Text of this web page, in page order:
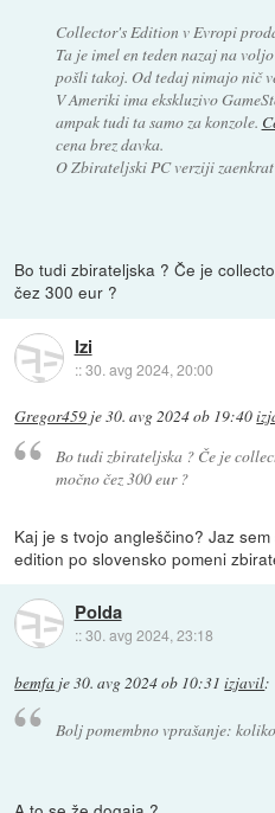
Collector's Edition v Evropi
Ta je imel en teden nazaj na
pošli takoj. Od tedaj nimajo nič
V Ameriki ima ekskluzivo
ampak tudi ta samo za konzole.
cena brez davka.
O Zbirateljski PC verziji
Bo tudi zbirateljska ? Če je
čez 300 eur ?
Izi
::30. avg 2024, 20:00
Gregor459 je30. avg 2024 ob 19:40
Bo tudi zbirateljska ? Če je
močno čez 300 eur ?
Kaj je s tvojo angleščino? Jaz
edition po slovensko pomeni
Polda
::30. avg 2024, 23:18
bemfa je30. avg 2024 ob 10:31 izjavil:
Bolj pomembno vprašanje: